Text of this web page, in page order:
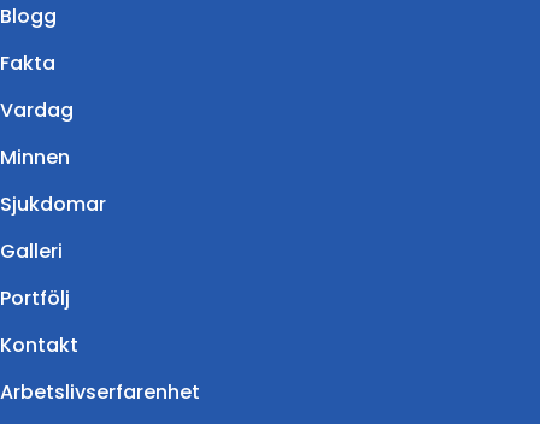
Blogg
Fakta
Vardag
Minnen
Sjukdomar
Galleri
Portfölj
Kontakt
Arbetslivserfarenhet